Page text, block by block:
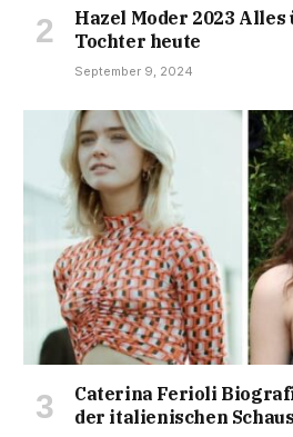
Hazel Moder 2023 Alles
Tochter heute
September 9, 2024
Caterina Ferioli
der italienischen